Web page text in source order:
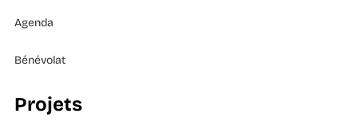
Agenda
Bénévolat
Projets